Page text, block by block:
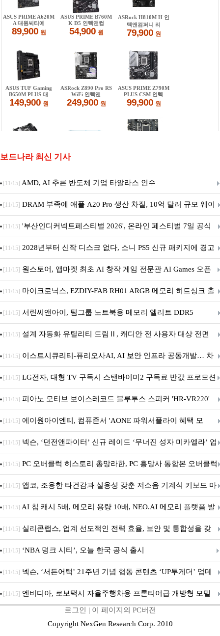
보드나라 최신 기사
[11/15] AMD, AI 추론 반도체 기업 타알라스 인수
[11/15] DRAM 부족에 애플 A20 Pro 생산 차질, 10억 달러 규모 웨이
퍼 대기
[11/15] '부산인디커넥트페스티벌 2026', 온라인 페스티벌 7일 공식
개막... 22일간 진행
[11/15] 2028년부터 신작 디스크 없다, 소니 PS5 신규 패키지에 경고
문 추가
[11/15] 원스토어, 앱마켓 최초 AI 창작 게임 전문관 AI Games 오픈
[11/15] 마이크로닉스, EZDIY-FAB RH01 ARGB 메모리 히트싱크 출
시
[11/15] 서린씨앤아이, 팀그룹 노트북용 메모리 엘리트 DDR5
5600MHz 16GB 출시
[11/15] 설계 자동화 유틸리티 드림Ⅱ, 캐디안 전 사용자 대상 전면
무상 배포
[11/15] 이스트시큐리티-퓨리오사AI, AI 보안 인프라 공동개발… 차
세대 AI 보안 플랫폼 구축
[11/15] LG전자, 대형 TV 구독시 스탠바이미2 구독료 반값 프로모션
[11/15] 피아노 모티브 보이스레코드 블루투스 스피커 'HR-VR220'
출시
[11/15] 에이원아이엔티, 컴퓨존서 'AONE 파워서플라이 혜택 모
음.ZIP' 이벤트 진행
[11/15] 넥슨, ‘던전앤파이터’ 신규 레이드 ‘무너진 성자 미카엘라’ 업
데이트!
[11/15] PC 오버클럭 히스토리 총망라한, PC 흥망사 통합본 오버클럭
특집(1-4편)
[11/15] 앱코, 조용한 타건감과 실용성 갖춘 저소음 기계식 키보드 마
우스 세트 'KM580' 출시
[11/15] AI 칩 캐시 5배, 메모리 용량 10배, NEO.AI 메모리 플랫폼 발
표
[11/15] 실리콘랩스, 업계 선도적인 전력 효율, 보안 및 통합성을 갖
춘 초저전력 블루투스 LE SoC ‘BG2B’ 공개
[11/15] ‘NBA 덩크 시티’, 오늘 한국 공식 출시
[11/15] 넥슨, ‘서든어택’ 21주년 기념 협동 콘텐츠 ‘UP투게더’ 업데
이트
[11/15] 엔비디아, 로보택시 자율주행차용 프론티어급 개방형 모델
‘알파마요 2 슈퍼’ 상업적 이용 가능
로그인 | 이 페이지의 PC버전
Copyright NexGen Research Corp. 2010